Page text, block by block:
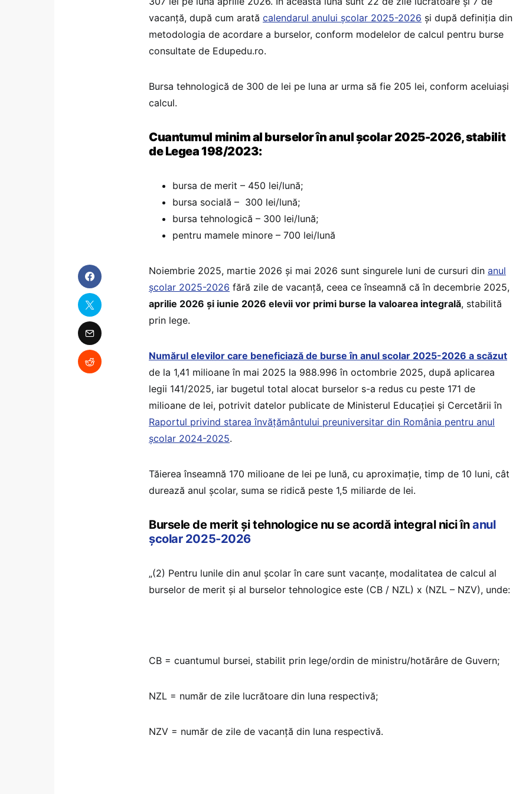
vacanță, după cum arată calendarul anului școlar 2025-2026 și după definiția din
metodologia de acordare a burselor, conform modelelor de calcul pentru burse
consultate de Edupedu.ro.
Bursa tehnologică de 300 de lei pe luna ar urma să fie 205 lei, conform aceluiași
calcul.
Cuantumul minim al burselor în anul școlar 2025-2026, stabilit
de Legea 198/2023:
bursa de merit – 450 lei/lună;
bursa socială – 300 lei/lună;
bursa tehnologică – 300 lei/lună;
pentru mamele minore – 700 lei/lună
Noiembrie 2025, martie 2026 și mai 2026 sunt singurele luni de cursuri din anul
școlar 2025-2026 fără zile de vacanță, ceea ce înseamnă că în decembrie 2025,
aprilie 2026 și iunie 2026 elevii vor primi burse la valoarea integrală, stabilită
prin lege.
Numărul elevilor care beneficiază de burse în anul scolar 2025-2026 a scăzut
de la 1,41 milioane în mai 2025 la 988.996 în octombrie 2025, după aplicarea
legii 141/2025, iar bugetul total alocat burselor s-a redus cu peste 171 de
milioane de lei, potrivit datelor publicate de Ministerul Educației și Cercetării în
Raportul privind starea învățământului preuniversitar din România pentru anul
școlar 2024-2025.
Tăierea înseamnă 170 milioane de lei pe lună, cu aproximație, timp de 10 luni, cât
durează anul școlar, suma se ridică peste 1,5 miliarde de lei.
Bursele de merit și tehnologice nu se acordă integral nici înanul
școlar 2025-2026
„(2) Pentru lunile din anul școlar în care sunt vacanțe, modalitatea de calcul al
burselor de merit şi al burselor tehnologice este (CB / NZL) x (NZL – NZV), unde:
CB = cuantumul bursei, stabilit prin lege/ordin de ministru/hotărâre de Guvern;
NZL = număr de zile lucrătoare din luna respectivă;
NZV = număr de zile de vacanță din luna respectivă.